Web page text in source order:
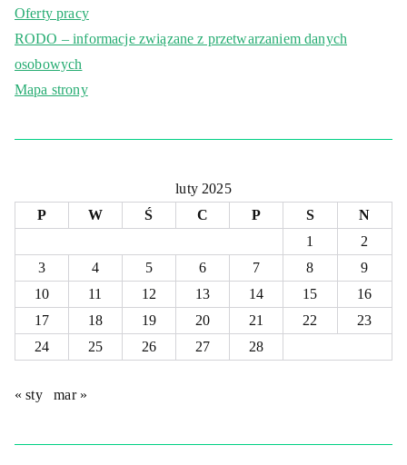
Oferty pracy
RODO – informacje związane z przetwarzaniem danych
osobowych
Mapa strony
luty 2025
P
W Ś C P S
N
1
2
3
4 5 6 7 8
9
10
11 12 13 14 15
16
17
18 19 20 21 22
23
24
25 26 27 28
« sty mar »